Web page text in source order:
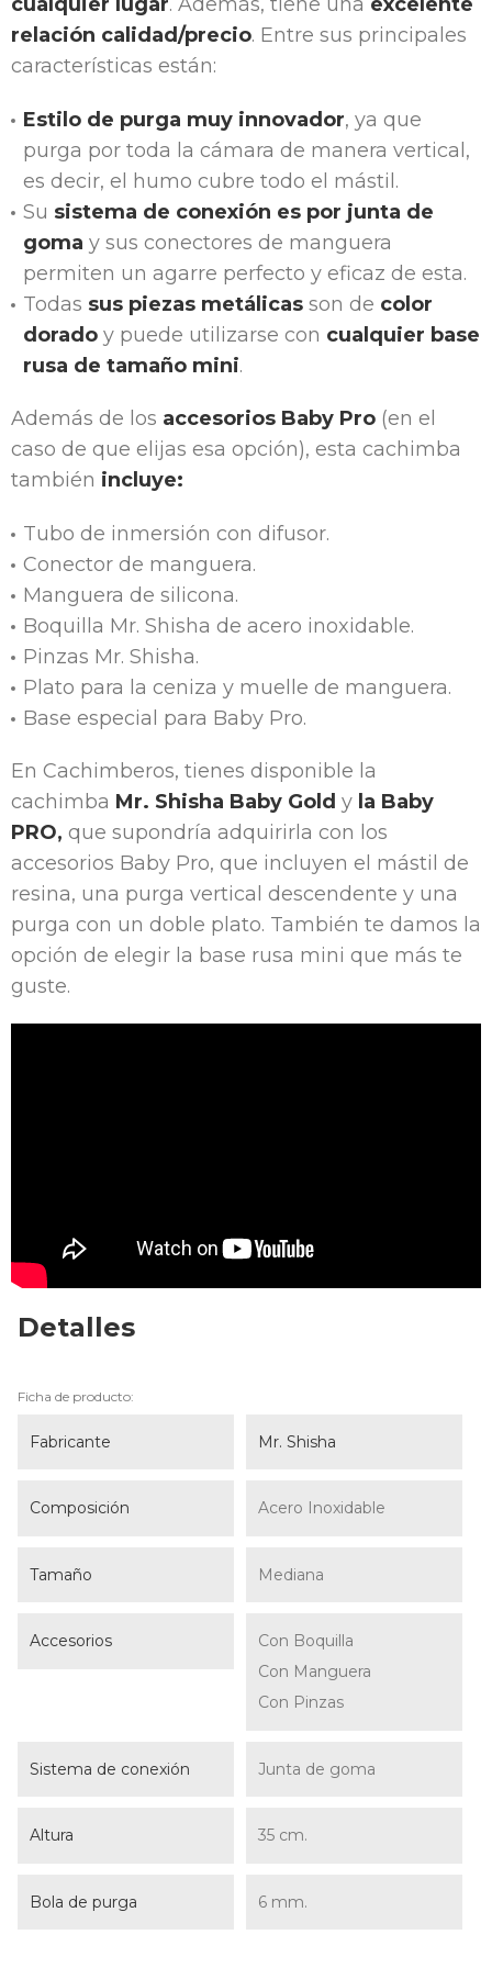
relación calidad/precio. Entre sus principales
características están:
Estilo de purga muy innovador, ya que
purga por toda la cámara de manera vertical,
es decir, el humo cubre todo el mástil.
Su sistema de conexión es por junta de
goma y sus conectores de manguera
permiten un agarre perfecto y eficaz de esta.
Todas sus piezas metálicas son de color
dorado y puede utilizarse con cualquier base
rusa de tamaño mini.
Además de los accesorios Baby Pro (en el
caso de que elijas esa opción), esta cachimba
también incluye:
Tubo de inmersión con difusor.
Conector de manguera.
Manguera de silicona.
Boquilla Mr. Shisha de acero inoxidable.
Pinzas Mr. Shisha.
Plato para la ceniza y muelle de manguera.
Base especial para Baby Pro.
En Cachimberos, tienes disponible la
cachimba Mr. Shisha Baby Gold y la Baby
PRO, que supondría adquirirla con los
accesorios Baby Pro, que incluyen el mástil de
resina, una purga vertical descendente y una
purga con un doble plato. También te damos la
opción de elegir la base rusa mini que más te
guste.
Detalles
Ficha de producto:
Fabricante Mr. Shisha
Composición Acero Inoxidable
Tamaño Mediana
Accesorios
Con Boquilla
Con Manguera
Con Pinzas
Sistema de conexión Junta de goma
Altura 35 cm.
Bola de purga 6 mm.